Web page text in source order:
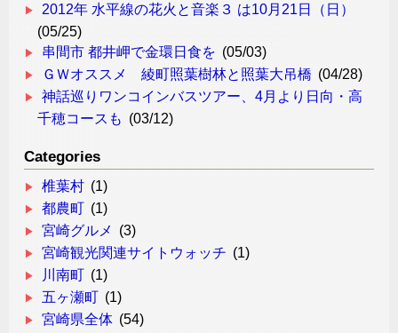
2012年 水平線の花火と音楽３ は10月21日（日）
(05/25)
串間市 都井岬で金環日食を (05/03)
ＧＷオススメ 綾町照葉樹林と照葉大吊橋 (04/28)
神話巡りワンコインバスツアー、4月より日向・高
千穂コースも (03/12)
Categories
椎葉村 (1)
都農町 (1)
宮崎グルメ
(3)
宮崎観光関連サイトウォッチ (1)
川南町 (1)
五ヶ瀬町 (1)
宮崎県全体 (54)